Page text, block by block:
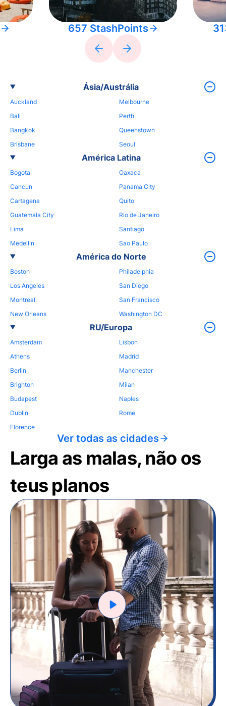
657 StashPoints
Ásia/Austrália
Auckland
Bali
Bangkok
Brisbane
Melbourne
Perth
Queenstown
Seoul
América Latina
Bogota
Cancun
Cartagena
Guatemala City
Lima
Medellin
Oaxaca
Panama City
Quito
Rio de Janeiro
Santiago
Sao Paulo
América do Norte
Boston
Los Angeles
Montreal
New Orleans
Philadelphia
San Diego
San Francisco
Washington DC
RU/Europa
Amsterdam
Athens
Berlin
Brighton
Budapest
Dublin
Florence
Lisbon
Madrid
Manchester
Milan
Naples
Rome
Ver todas as cidades
Larga as malas, não os
teus planos